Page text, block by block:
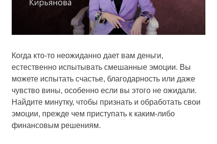
Когда кто-то неожиданно дает вам деньги,
естественно испытывать смешанные эмоции. Вы
можете испытать счастье, благодарность или даже
чувство вины, особенно если вы этого не ожидали.
Найдите минутку, чтобы признать и обработать свои
эмоции, прежде чем приступать к каким-либо
финансовым решениям.